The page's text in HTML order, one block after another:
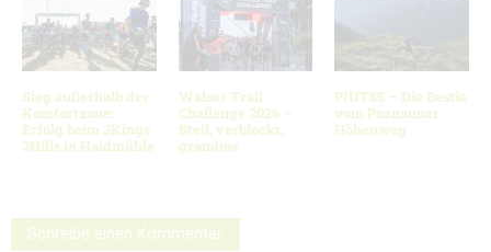
Sieg außerhalb der
Komfortzone:
Erfolg beim 3Kings
3Hills in Haidmühle
Walser Trail
Challenge 2026 –
Steil, verblockt,
grandios
PIUT85 – Die Bestie
vom Paznauner
Höhenweg
Schreibe einen Kommentar